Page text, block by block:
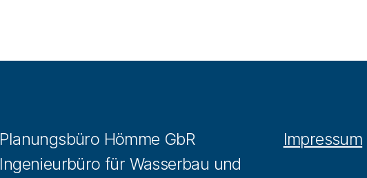
Planungsbüro Hömme GbR
Ingenieurbüro für Wasserbau und
Impressum